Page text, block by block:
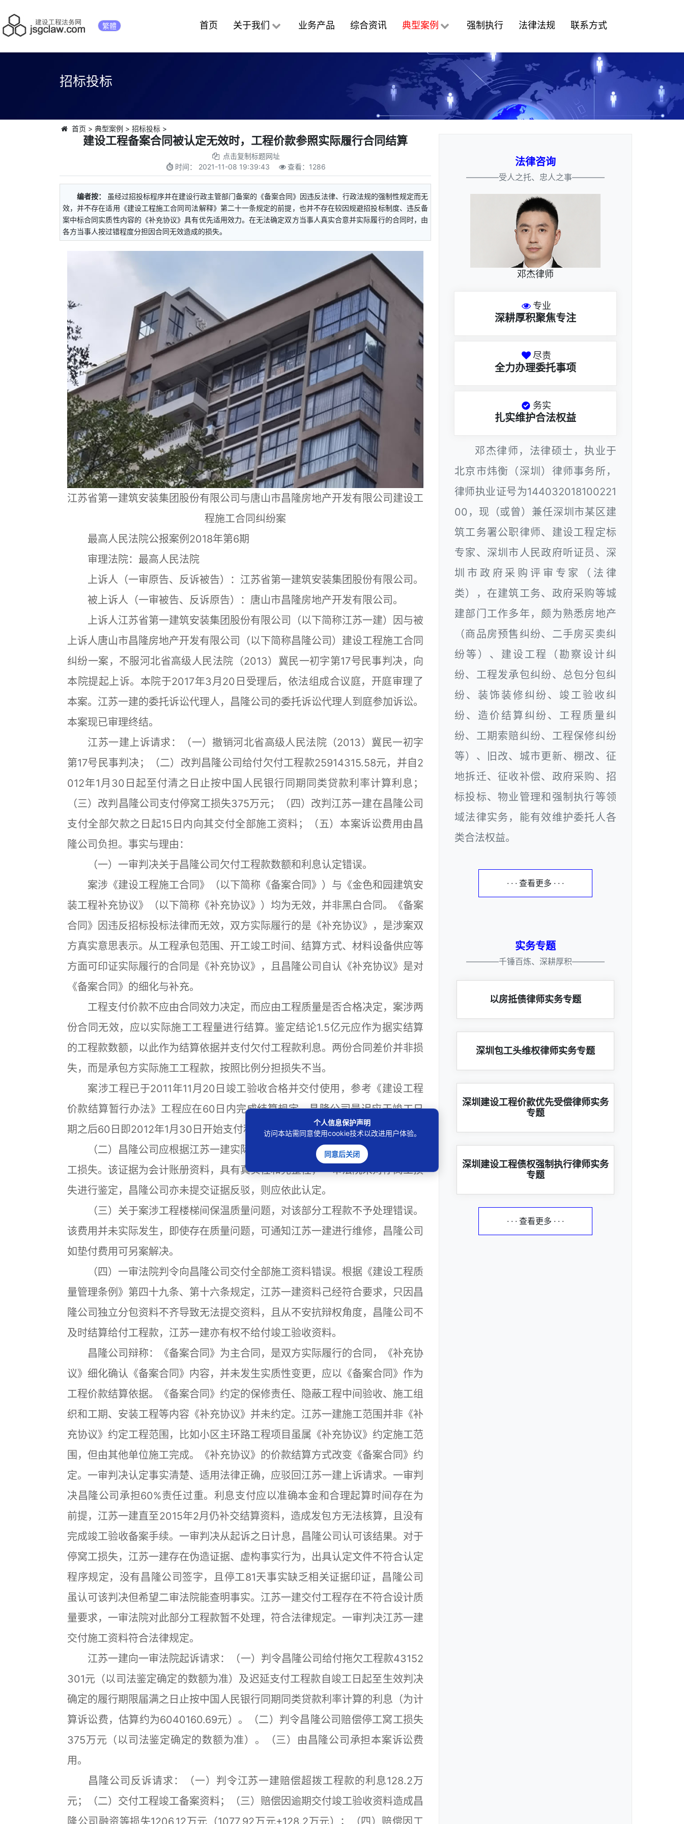
繁體 首页 关于我们 业务产品 综合资讯 典型案例 强制执行 法律法规 联系方式
招标投标
首页 > 典型案例 > 招标投标>
建设工程备案合同被认定无效时，工程价款参照实际履行合同结算
点击复制标题网址
时间： 2021-11-08 19:39:43 查看： 1286
编者按：
虽经过招投标程序并在建设行政主管部门备案的《备案合同》因违反法律、行政法规的强制性规定而无
效，并不存在适用《建设工程施工合同司法解释》第二十一条规定的前提，也并不存在较因规避招投标制度、违反备
案中标合同实质性内容的《补充协议》具有优先适用效力。在无法确定双方当事人真实合意并实际履行的合同时，由
各方当事人按过错程度分担因合同无效造成的损失。
江苏省第一建筑安装集团股份有限公司与唐山市昌隆房地产开发有限公司建设工
程施工合同纠纷案
最高人民法院公报案例2018年第6期
审理法院：最高人民法院
上诉人（一审原告、反诉被告）：江苏省第一建筑安装集团股份有限公司。
被上诉人（一审被告、反诉原告）：唐山市昌隆房地产开发有限公司。
上诉人江苏省第一建筑安装集团股份有限公司（以下简称江苏一建）因与被
上诉人唐山市昌隆房地产开发有限公司（以下简称昌隆公司）建设工程施工合同
纠纷一案，不服河北省高级人民法院（2013）冀民一初字第17号民事判决，向
本院提起上诉。本院于2017年3月20日受理后，依法组成合议庭，开庭审理了
本案。江苏一建的委托诉讼代理人，昌隆公司的委托诉讼代理人到庭参加诉讼。
本案现已审理终结。
江苏一建上诉请求：（一）撤销河北省高级人民法院（2013）冀民一初字
第17号民事判决；（二）改判昌隆公司给付欠付工程款25914315.58元，并自2
012年1月30日起至付清之日止按中国人民银行同期同类贷款利率计算利息；
（三）改判昌隆公司支付停窝工损失375万元；（四）改判江苏一建在昌隆公司
支付全部欠款之日起15日内向其交付全部施工资料；（五）本案诉讼费用由昌
隆公司负担。事实与理由：
（一）一审判决关于昌隆公司欠付工程款数额和利息认定错误。
案涉《建设工程施工合同》（以下简称《备案合同》）与《金色和园建筑安
装工程补充协议》（以下简称《补充协议》）均为无效，并非黑白合同。《备案
合同》因违反招标投标法律而无效，双方实际履行的是《补充协议》，是涉案双
方真实意思表示。从工程承包范围、开工竣工时间、结算方式、材料设备供应等
方面可印证实际履行的合同是《补充协议》，且昌隆公司自认《补充协议》是对
《备案合同》的细化与补充。
工程支付价款不应由合同效力决定，而应由工程质量是否合格决定，案涉两
份合同无效，应以实际施工工程量进行结算。鉴定结论1.5亿元应作为据实结算
的工程款数额，以此作为结算依据并支付欠付工程款利息。两份合同差价并非损
失，而是承包方实际施工工程款，按照比例分担损失不当。
案涉工程已于2011年11月20日竣工验收合格并交付使用，参考《建设工程
价款结算暂行办法》工程应在60日内完成结算规定，昌隆公司最迟应于竣工日
期之后60日即2012年1月30日开始支付利息。
（二）昌隆公司应根据江苏一建实际发生的人工费、机械台班费损失支付窝
工损失。该证据为会计账册资料，具有真实性和完整性，一审法院未对停窝工损
失进行鉴定，昌隆公司亦未提交证据反驳，则应依此认定。
（三）关于案涉工程楼梯间保温质量问题，对该部分工程款不予处理错误。
该费用并未实际发生，即使存在质量问题，可通知江苏一建进行维修，昌隆公司
如垫付费用可另案解决。
（四）一审法院判令向昌隆公司交付全部施工资料错误。根据《建设工程质
量管理条例》第四十九条、第十六条规定，江苏一建资料己经符合要求，只因昌
隆公司独立分包资料不齐导致无法提交资料，且从不安抗辩权角度，昌隆公司不
及时结算给付工程款，江苏一建亦有权不给付竣工验收资料。
昌隆公司辩称：《备案合同》为主合同，是双方实际履行的合同，《补充协
议》细化确认《备案合同》内容，并未发生实质性变更，应以《备案合同》作为
工程价款结算依据。《备案合同》约定的保修责任、隐蔽工程中间验收、施工组
织和工期、安装工程等内容《补充协议》并未约定。江苏一建施工范围并非《补
充协议》约定工程范围，比如小区主环路工程项目虽属《补充协议》约定施工范
围，但由其他单位施工完成。《补充协议》的价款结算方式改变《备案合同》约
定。一审判决认定事实清楚、适用法律正确，应驳回江苏一建上诉请求。一审判
决昌隆公司承担60%责任过重。利息支付应以准确本金和合理起算时间存在为
前提，江苏一建直至2015年2月仍补交结算资料，造成发包方无法核算，且没有
完成竣工验收备案手续。一审判决从起诉之日计息，昌隆公司认可该结果。对于
停窝工损失，江苏一建存在伪造证据、虚构事实行为，出具认定文件不符合认定
程序规定，没有昌隆公司签字，且停工81天事实缺乏相关证据印证，昌隆公司
虽认可该判决但希望二审法院能查明事实。江苏一建交付工程存在不符合设计质
量要求，一审法院对此部分工程款暂不处理，符合法律规定。一审判决江苏一建
交付施工资料符合法律规定。
江苏一建向一审法院起诉请求：（一）判令昌隆公司给付拖欠工程款43152
301元（以司法鉴定确定的数额为准）及迟延支付工程款自竣工日起至生效判决
确定的履行期限届满之日止按中国人民银行同期同类贷款利率计算的利息（为计
算诉讼费，估算约为6040160.69元）。（二）判令昌隆公司赔偿停工窝工损失
375万元（以司法鉴定确定的数额为准）。（三）由昌隆公司承担本案诉讼费
用。
昌隆公司反诉请求：（一）判令江苏一建赔偿超拨工程款的利息128.2万
元；（二）交付工程竣工备案资料；（三）赔偿因逾期交付竣工验收资料造成昌
法律咨询
————受人之托、忠人之事————
邓杰律师
专业
深耕厚积聚焦专注
尽责
全力办理委托事项
务实
扎实维护合法权益
邓杰律师，法律硕士，执业于
北京市炜衡（深圳）律师事务所，
律师执业证号为144032018100221
00，现（或曾）兼任深圳市某区建
筑工务署公职律师、建设工程定标
专家、深圳市人民政府听证员、深
圳市政府采购评审专家（法律
类），在建筑工务、政府采购等城
建部门工作多年，颇为熟悉房地产
（商品房预售纠纷、二手房买卖纠
纷等）、建设工程（勘察设计纠
纷、工程发承包纠纷、总包分包纠
纷、装饰装修纠纷、竣工验收纠
纷、造价结算纠纷、工程质量纠
纷、工期索赔纠纷、工程保修纠纷
等）、旧改、城市更新、棚改、征
地拆迁、征收补偿、政府采购、招
标投标、物业管理和强制执行等领
域法律实务，能有效维护委托人各
类合法权益。
· · · 查看更多 · · ·
实务专题
————千锤百炼、深耕厚积————
以房抵债律师实务专题
深圳包工头维权律师实务专题
深圳建设工程价款优先受偿律师实务
专题
深圳建设工程债权强制执行律师实务
专题
· · · 查看更多 · · ·
个人信息保护声明
访问本站需同意使用cookie技术以改进用户体验。
同意后关闭